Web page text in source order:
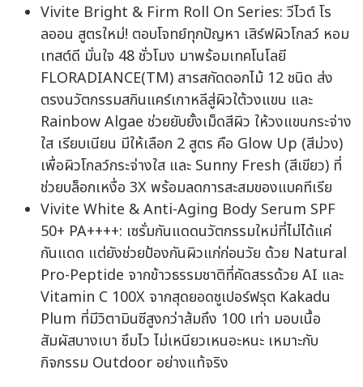
Vivite Bright & Firm Roll On Series: วีไวต์ โร
ลออน สูตรใหม่! ตอบโจทย์ทุกปัญหา เสิร์ฟผิวโกลว์ หอม
เทสต์ดี มั่นใจ 48 ชั่วโมง มาพร้อมเทคโนโลยี
FLORADIANCE(TM) สารสกัดดอกไม้ 12 ชนิด ส่ง
ตรงนวัตกรรมสกินแคร์เกาหลีสู่ผิวใต้วงแขน และ
Rainbow Algae ช่วยยับยั้งเม็ดสีผิว ให้วงแขนกระจ่าง
ใส เรียบเนียน มีให้เลือก 2 สูตร คือ Glow Up (สีม่วง)
เพื่อผิวโกลว์กระจ่างใส และ Sunny Fresh (สีเขียว) ที่
ช่วยบล็อกเหงื่อ 3X พร้อมลดการสะสมของแบคทีเรีย
Vivite White & Anti-Aging Body Serum SPF
50+ PA++++: เซรั่มกันแดดนวัตกรรมใหม่ที่ไม่ได้แค่
กันแดด แต่ยังช่วยป้องกันผิวแก่ก่อนวัย ด้วย Natural
Pro-Peptide จากข้าวธรรมชาติที่คัดสรรด้วย AI และ
Vitamin C 100X จากสุดยอดซูเปอร์ฟรุต Kakadu
Plum ที่มีวิตามินซีสูงกว่าส้มถึง 100 เท่า มอบเนื้อ
สัมผัสบางเบา ซึมไว ไม่เหนียวเหนอะหนะ เหมาะกับ
กิจกรรม Outdoor อย่างแท้จริง